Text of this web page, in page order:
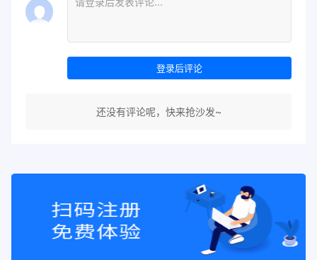
登录后评论
还没有评论呢，快来抢沙发~